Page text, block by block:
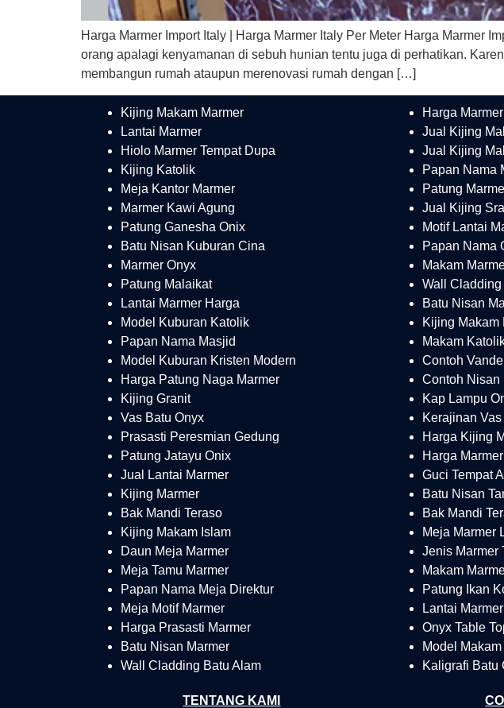
Harga Marmer Import Italy | Harga Marmer Italy Per Meter Harga Marmer
orang apalagi kenyamanan di sebuh hunian tentu juga di perhatikan.
membangun rumah ataupun merenovasi rumah dengan […]
Kijing Makam Marmer
Lantai Marmer
Hiolo Marmer Tempat Dupa
Kijing Katolik
Meja Kantor Marmer
Marmer Kawi Agung
Patung Ganesha Onix
Batu Nisan Kuburan Cina
Marmer Onyx
Patung Malaikat
Lantai Marmer Harga
Model Kuburan Katolik
Papan Nama Masjid
Model Kuburan Kristen Modern
Harga Patung Naga Marmer
Kijing Granit
Vas Batu Onyx
Prasasti Peresmian Gedung
Patung Jatayu Onix
Jual Lantai Marmer
Kijing Marmer
Bak Mandi Teraso
Kijing Makam Islam
Daun Meja Marmer
Meja Tamu Marmer
Papan Nama Meja Direktur
Meja Motif Marmer
Harga Prasasti Marmer
Batu Nisan Marmer
Wall Cladding Batu Alam
TENTANG KAMI
Harga
Jual Kijing
Jual Kijing
Papan Nama
Patung
Jual Kijing
Motif Lantai
Papan Nama
Makam
Wall
Batu Nisan
Kijing Makam
Makam
Contoh
Contoh Nisan
Kap Lampu
Kerajinan
Harga Kijing
Harga
Guci Tempat
Batu Nisan
Bak Mandi
Meja Marmer
Jenis Marmer
Makam
Patung Ikan
Lantai
Onyx Table
Model
Kaligrafi Batu